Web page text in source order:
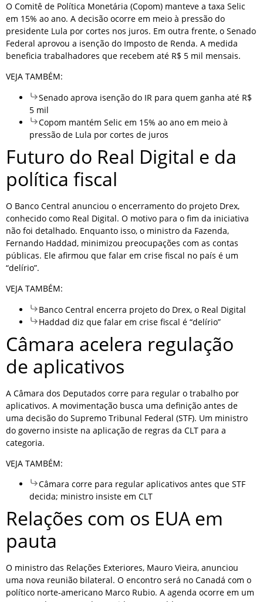
O Comitê de Política Monetária (Copom) manteve a taxa Selic
em 15% ao ano. A decisão ocorre em meio à pressão do
presidente Lula por cortes nos juros. Em outra frente, o Senado
Federal aprovou a isenção do Imposto de Renda. A medida
beneficia trabalhadores que recebem até R$ 5 mil mensais.
VEJA TAMBÉM:
Senado aprova isenção do IR para quem ganha até R$
5 mil
Copom mantém Selic em 15% ao ano em meio à
pressão de Lula por cortes de juros
Futuro do Real Digital e da
política fiscal
O Banco Central anunciou o encerramento do projeto Drex,
conhecido como Real Digital. O motivo para o fim da iniciativa
não foi detalhado. Enquanto isso, o ministro da Fazenda,
Fernando Haddad, minimizou preocupações com as contas
públicas. Ele afirmou que falar em crise fiscal no país é um
“delírio”.
VEJA TAMBÉM:
Banco Central encerra projeto do Drex, o Real Digital
Haddad diz que falar em crise fiscal é “delírio”
Câmara acelera regulação
de aplicativos
A Câmara dos Deputados corre para regular o trabalho por
aplicativos. A movimentação busca uma definição antes de
uma decisão do Supremo Tribunal Federal (STF). Um ministro
do governo insiste na aplicação de regras da CLT para a
categoria.
VEJA TAMBÉM:
Câmara corre para regular aplicativos antes que STF
decida; ministro insiste em CLT
Relações com os EUA em
pauta
O ministro das Relações Exteriores, Mauro Vieira, anunciou
uma nova reunião bilateral. O encontro será no Canadá com o
político norte-americano Marco Rubio. A agenda ocorre em um